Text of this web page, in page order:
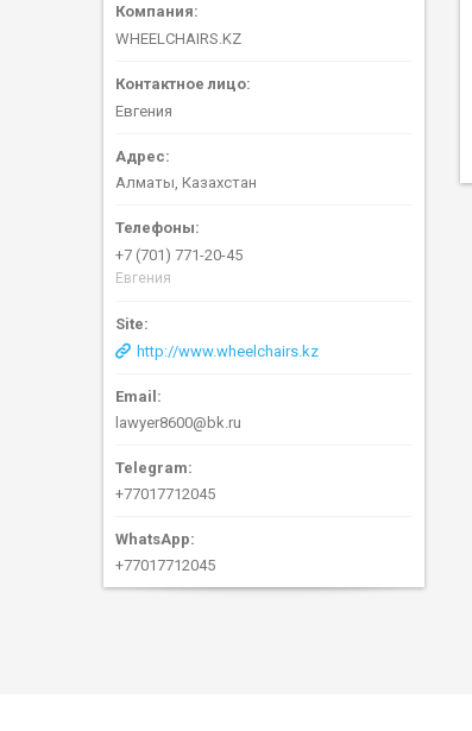
WHEELCHAIRS.KZ
Евгения
Алматы, Казахстан
+7 (701) 771-20-45
Евгения
http://www.wheelchairs.kz
lawyer8600@bk.ru
+77017712045
+77017712045